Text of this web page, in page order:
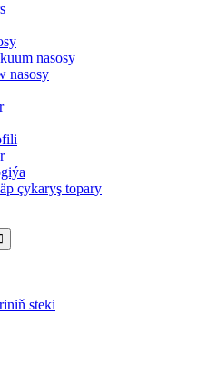
nasosy
nasosy
çykaryş topary
steki